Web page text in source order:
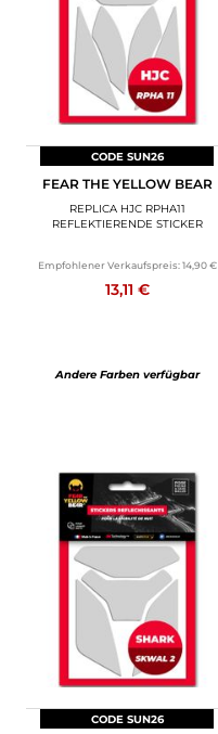
CODE SUN26
FEAR THE YELLOW BEAR
REPLICA HJC RPHA11
REFLEKTIERENDE STICKER
Empfohlener Verkaufspreis: 14,90 €
13,11 €
Andere Farben verfügbar
CODE SUN26